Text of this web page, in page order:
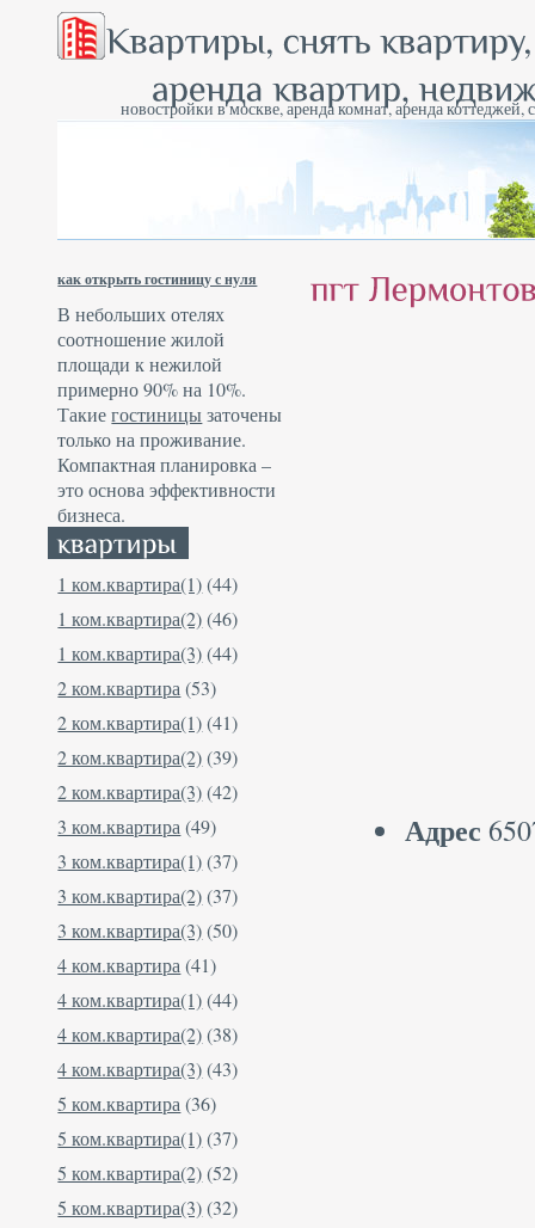
новостройки в москве, аренда комнат, аренда
как открыть гостиницу с нуля
В небольших отелях
соотношение жилой
площади к нежилой
примерно 90% на 10%.
Такиегостиницызаточены
только на проживание.
Компактная планировка –
это основа эффективности
бизнеса.
1 ком.квартира(1)(44)
1 ком.квартира(2)(46)
1 ком.квартира(3)(44)
2 ком.квартира (53)
2 ком.квартира(1)(41)
2 ком.квартира(2)(39)
2 ком.квартира(3)(42)
3 ком.квартира (49)
3 ком.квартира(1)(37)
3 ком.квартира(2)(37)
3 ком.квартира(3)(50)
4 ком.квартира (41)
4 ком.квартира(1)(44)
4 ком.квартира(2)(38)
4 ком.квартира(3)(43)
5 ком.квартира (36)
5 ком.квартира(1)(37)
5 ком.квартира(2)(52)
5 ком.квартира(3)(32)
Адрес